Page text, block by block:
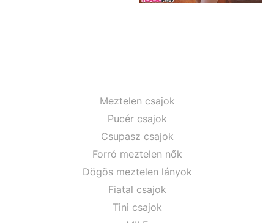
Meztelen csajok
Pucér csajok
Csupasz csajok
Forró meztelen nők
Dögös meztelen lányok
Fiatal csajok
Tini csajok